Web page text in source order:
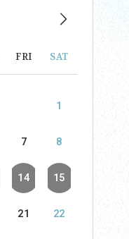
FRI SAT
1
7 8
14 15
21 22